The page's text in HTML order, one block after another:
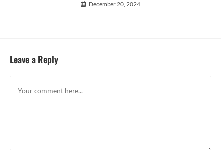
December 20, 2024
Leave a Reply